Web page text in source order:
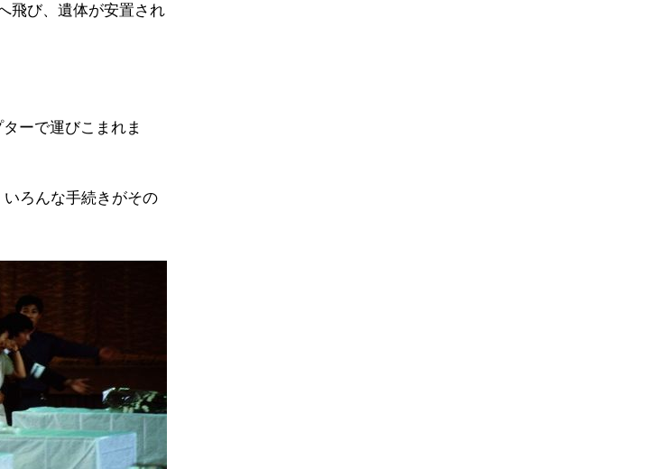
飛び、遺体が安置され
ーで運びこまれま
いろんな手続きがその